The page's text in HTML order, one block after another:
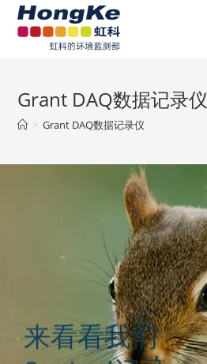
Grant DAQ数据记录仪
> Grant DAQ数据记录仪
来看看我们
Squirrel记录